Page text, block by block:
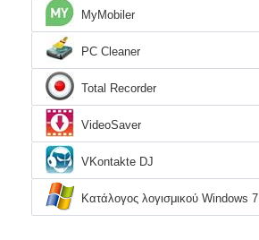
MyMobiler
PC Cleaner
Total Recorder
VideoSaver
VKontakte DJ
Κατάλογος λογισμικού Windows 7